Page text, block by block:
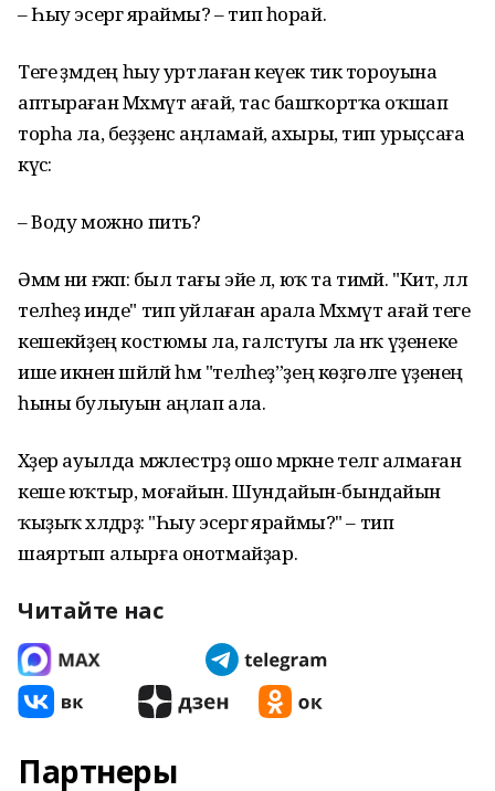
– Һыу эсергә яраймы? – тип һорай.
Теге әҙәмдең һыу уртлаған кеүек тик тороуына
аптыраған Мәхмүт ағай, тас башҡортҡа оҡшап
торһа ла, беҙҙенсә аңламай, ахыры, тип урыҫсаға
күсә:
– Воду можно пить?
Әммә ни ғәжәп: был тағы эйе лә, юҡ та тимәй. "Кит, әллә
телһеҙ инде" тип уйлаған арала Мәхмүт ағай теге
кешекәйҙең костюмы ла, галстугы ла нәҡ үҙенеке
ише икәнен шәйләй һәм "телһеҙ”ҙең көҙгөләге үҙенең
һыны булыуын аңлап ала.
Хәҙер ауылда мәжлестәрҙә ошо мәрәкәне телгә алмаған
кеше юҡтыр, моғайын. Шундайын-бындайын
ҡыҙыҡ хәлдәрҙә: "Һыу эсергә яраймы?" – тип
шаяртып алырға онотмайҙар.
Читайте нас
Партнеры